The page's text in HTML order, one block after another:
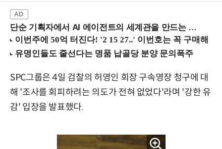
단순 기획자에서 AI 에이전트의 세계관을 만드는 지식 설계자로.. (8/20 강남역)
SPC그룹은 4일 검찰의 허영인 회장 구속영장 청구에 대
해 '조사를 회피하려는 의도가 전혀 없었다'라며 '강한 유
감' 입장을 발표했다.